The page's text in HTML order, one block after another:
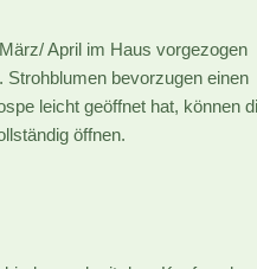
April im Haus vorgezogen
bevorzugen einen
leicht geöffnet hat, können
öffnen.